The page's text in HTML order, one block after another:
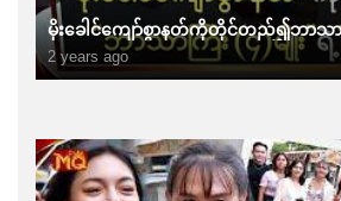
မိုးခေါင်ကျော်စွာနတ်ကိုတိုင်တည်၍ဘာသာက
2 years ago